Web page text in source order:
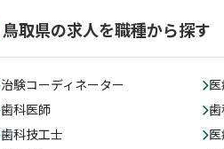
鳥取県の求人を職種から探す
治験コーディネーター
歯科医師
歯科技工士